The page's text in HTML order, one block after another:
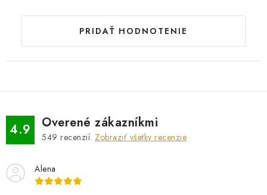
PRIDAŤ HODNOTENIE
4.9 Overené zákazníkmi
549 recenzií. Zobraziť všetky recenzie
Alena